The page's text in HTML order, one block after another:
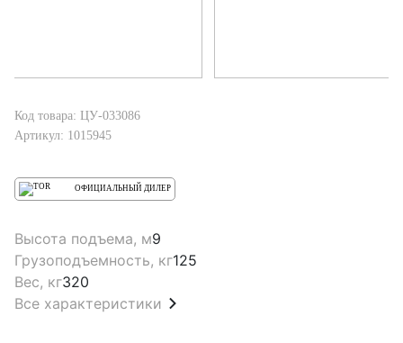
Код товара: ЦУ-033086
Артикул: 1015945
ОФИЦИАЛЬНЫЙ ДИЛЕР
Высота подъема, м9
Грузоподъемность, кг125
Вес, кг320
Все характеристики